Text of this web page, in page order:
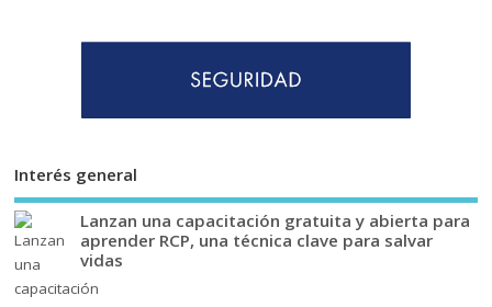
Interés general
Lanzan una capacitación gratuita y abierta para
aprender RCP, una técnica clave para salvar
vidas